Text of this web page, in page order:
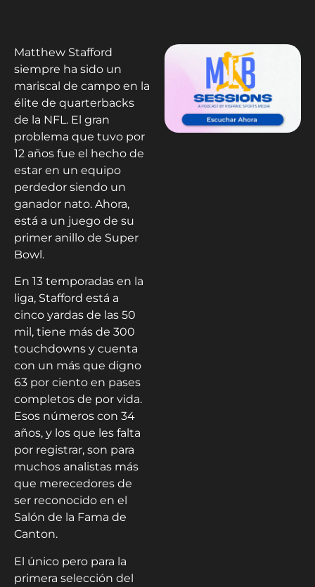
Matthew Stafford
siempre ha sido un
mariscal de campo en la
élite de quarterbacks
de la NFL. El gran
problema que tuvo por
12 años fue el hecho de
estar en un equipo
perdedor siendo un
ganador nato. Ahora,
está a un juego de su
primer anillo de Super
Bowl.
En 13 temporadas en la
liga, Stafford está a
cinco yardas de las 50
mil, tiene más de 300
touchdowns y cuenta
con un más que digno
63 por ciento en pases
completos de por vida.
Esos números con 34
años, y los que les falta
por registrar, son para
muchos analistas más
que merecedores de
ser reconocido en el
Salón de la Fama de
Canton.
El único pero para la
primera selección del